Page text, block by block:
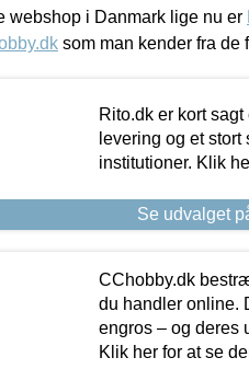
webshop i Danmark lige nu er
som man kender fra de
Rito.dk er kort
levering og et
institutioner. Klik
Se udvalget
CChobby.dk
du handler online.
engros – og deres
Klik her for at se